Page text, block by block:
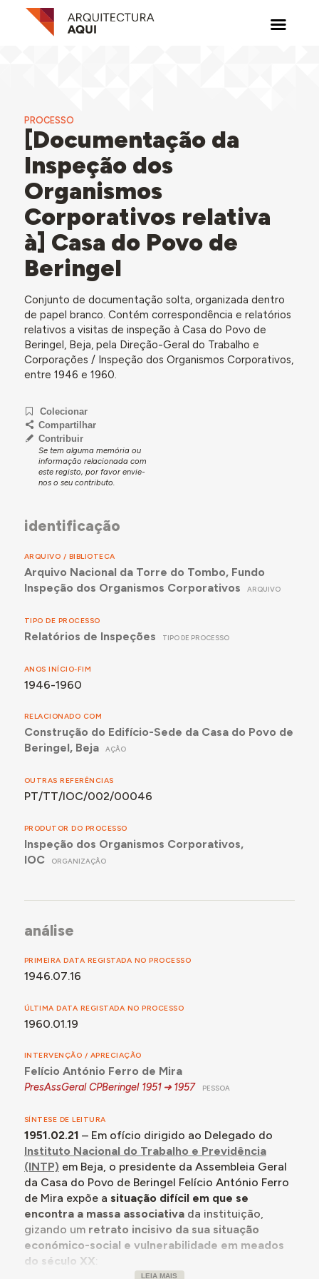
PROCESSO
[Documentação da
Inspeção dos
Organismos
Corporativos relativa
à] Casa do Povo de
Beringel
Conjunto de documentação solta, organizada dentro
de papel branco. Contém correspondência e relatórios
relativos a visitas de inspeção à Casa do Povo de
Beringel, Beja, pela Direção-Geral do Trabalho e
Corporações / Inspeção dos Organismos Corporativos,
entre 1946 e 1960.
Colecionar
Compartilhar
Contribuir
Se tem alguma memória ou
informação relacionada com
este registo, por favor envie-
nos o seu contributo.
identificação
ARQUIVO / BIBLIOTECA
Arquivo Nacional da Torre do Tombo, Fundo
Inspeção dos Organismos Corporativos
ARQUIVO
TIPO DE PROCESSO
Relatórios de Inspeções TIPO DE PROCESSO
ANOS INÍCIO-FIM
1946-1960
RELACIONADO COM
Construção do Edifício-Sede da Casa do Povo de
Beringel, Beja
AÇÃO
OUTRAS REFERÊNCIAS
PT/TT/IOC/002/00046
PRODUTOR DO PROCESSO
Inspeção dos Organismos Corporativos,
IOC
ORGANIZAÇÃO
análise
PRIMEIRA DATA REGISTADA NO PROCESSO
1946.07.16
ÚLTIMA DATA REGISTADA NO PROCESSO
1960.01.19
INTERVENÇÃO / APRECIAÇÃO
Felício António Ferro de Mira
PresAssGeral CPBeringel 1951 1957 PESSOA
SÍNTESE DE LEITURA
1951.02.21 – Em ofício dirigido ao Delegado do
Instituto Nacional do Trabalho e Previdência
(INTP) em Beja, o presidente da Assembleia Geral
da Casa do Povo de Beringel Felício António Ferro
de Mira expõe a situação difícil em que se
encontra a massa associativada instituição,
gizando um retrato incisivo da sua situação
económico-social e vulnerabilidade em meados
do século XX:
LEIA MAIS